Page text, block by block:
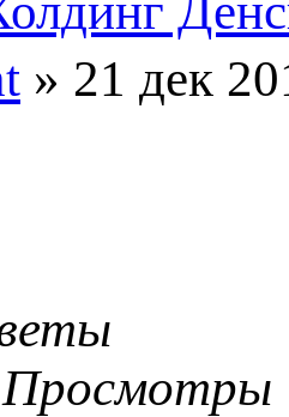
» 21 дек
Просмотры